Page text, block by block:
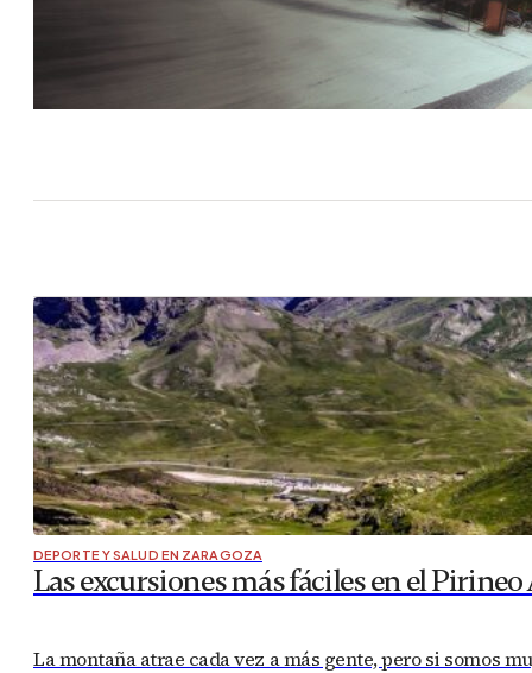
DEPORTE Y SALUD EN ZARAGOZA
Las excursiones más fáciles en el
La montaña atrae cada vez a más gente, pero si somos